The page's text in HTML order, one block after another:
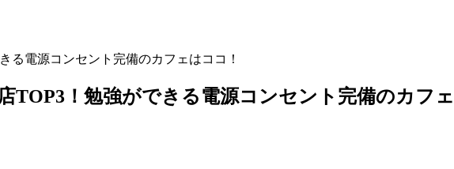
る電源コンセント完備のカフェはココ！
TOP3！勉強ができる電源コンセント完備のカフ